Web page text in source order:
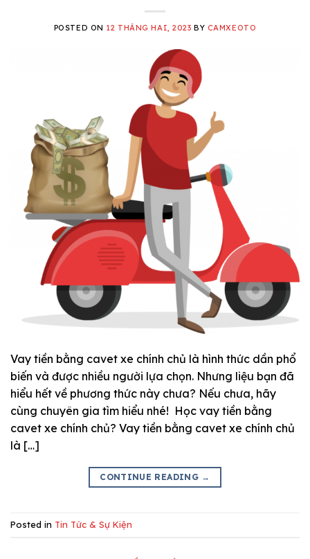
POSTED ON 12 THÁNG HAI, 2023 BY CAMXEOTO
Vay tiền bằng cavet xe chính chủ là hình thức dần phổ
biến và được nhiều người lựa chọn. Nhưng liệu bạn đã
hiểu hết về phương thức này chưa? Nếu chưa, hãy
cùng chuyên gia tìm hiểu nhé! Học vay tiền bằng
cavet xe chính chủ? Vay tiền bằng cavet xe chính chủ
là […]
CONTINUE READING →
Posted in Tin Tức & Sự Kiện